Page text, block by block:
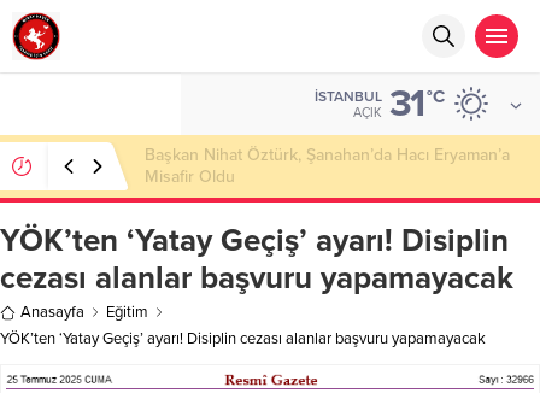
İSTANBUL
AÇIK 31°C
Başkan Nihat Öztürk, Şanahan’da Hacı Eryaman’a
Misafir Oldu
YÖK’ten ‘Yatay Geçiş’ ayarı! Disiplin
cezası alanlar başvuru yapamayacak
Anasayfa
Eğitim
YÖK’ten ‘Yatay Geçiş’ ayarı! Disiplin cezası alanlar başvuru yapamayacak